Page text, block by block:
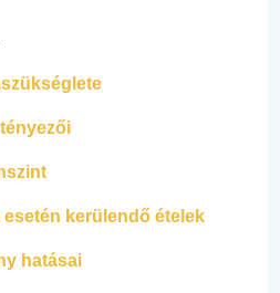
kerülendő ételek
hatásai